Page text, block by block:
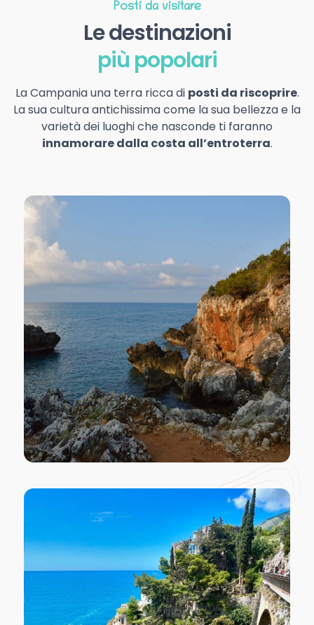
Posti da visitare
Le destinazioni
più popolari
La Campania una terra ricca di posti da riscoprire.
La sua cultura antichissima come la sua bellezza e la
varietà dei luoghi che nasconde ti faranno
innamorare dalla costa all’entroterra.